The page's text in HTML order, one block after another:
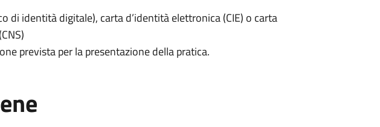
di identità digitale), carta d’identità elettronica (CIE) o carta
prevista per la presentazione della pratica.